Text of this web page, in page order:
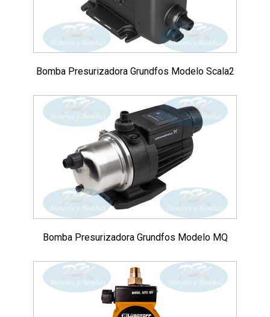
Bomba Presurizadora Grundfos Modelo Scala2
Bomba Presurizadora Grundfos Modelo MQ